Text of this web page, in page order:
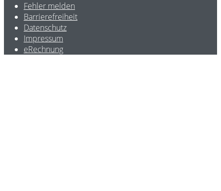
Fehler melden
Barrierefreiheit
Datenschutz
Impressum
eRechnung